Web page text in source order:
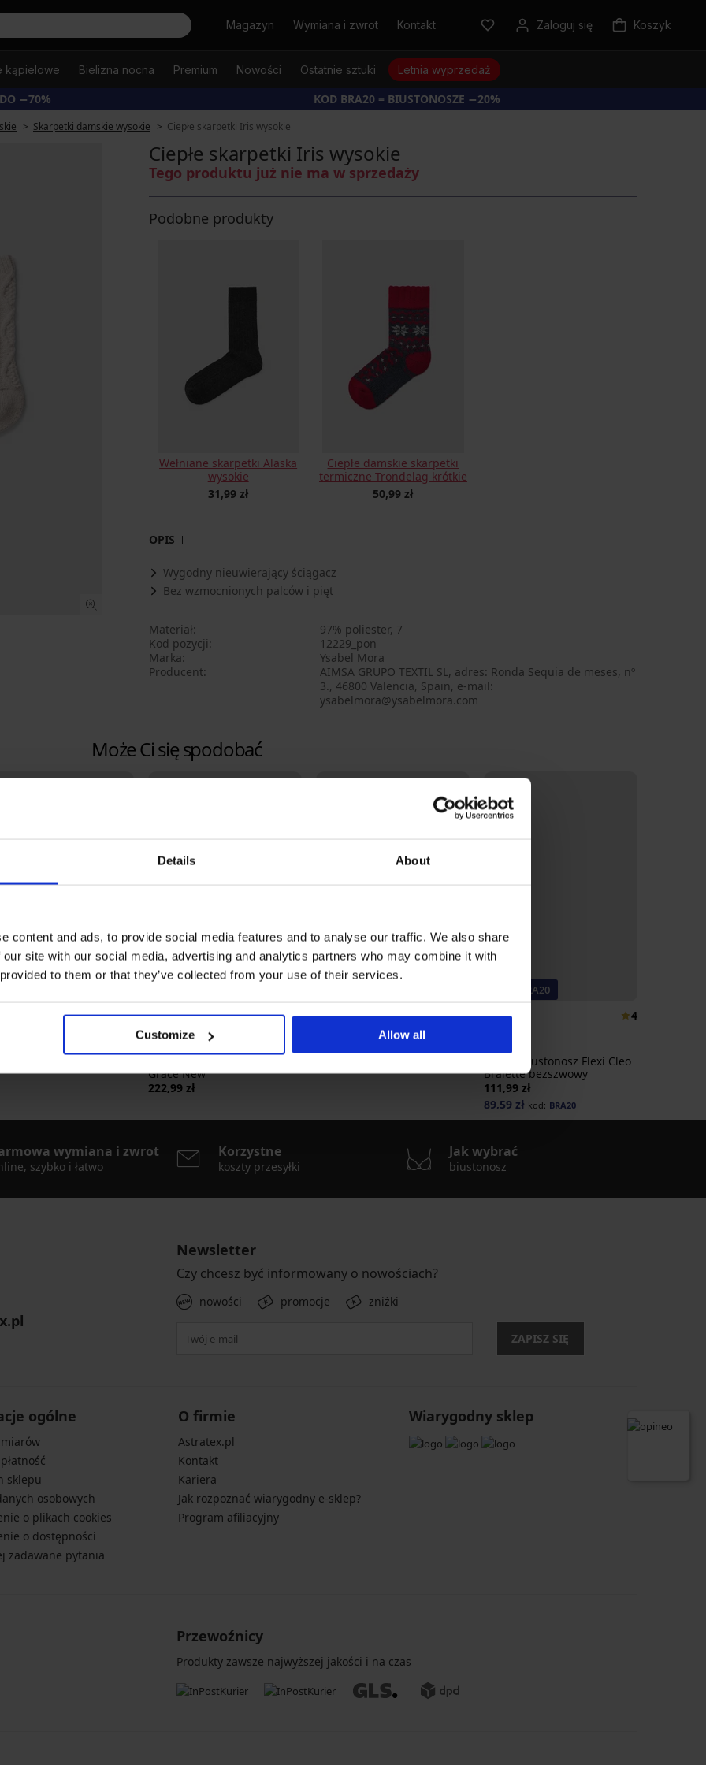
Details About
content and ads, to provide social media features and to analyse our traffic. We also share
site with our social media, advertising and analytics partners who may combine it with
to them or that they’ve collected from your use of their services.
Customize Allow all
SzukajMagazyn Wymiana i zwrot Kontakt Zaloguj się Koszyk
kąpielowe Bielizna nocna Premium Nowości Ostatnie sztuki Letnia wyprzedaż
−70% KOD BRA20 = BIUSTONOSZE −20%
Skarpetki damskie wysokie Ciepłe skarpetki Iris wysokie
Ciepłe skarpetki Iris wysokie
Tego produktu już nie ma w sprzedaży
Podobne produkty
Wełniane skarpetki Alaska
wysokie
31,99 zł
Ciepłe damskie skarpetki
termiczne Trondelag krótkie
50,99 zł
OPIS
Wygodny nieuwierający ściągacz
Bez wzmocnionych palców i pięt
Materiał
97% poliester, 7
Kod pozycji
12229_pon
Marka
Ysabel Mora
Producent
AIMSA GRUPO TEXTIL SL, adres: Ronda Sequia de meses, nº
3., 46800 Valencia, Spain, e-mail:
ysabelmora@ysabelmora.com
Może Ci się spodobać
5
5
Grace New
222,99 zł
4,7
Biustonosz usztywniany Fili
bez fiszbin
-20% BRA20
4
2PACK Biustonosz Flexi Cleo
Bralette bezszwowy
111,99 zł
89,59 zł kod: BRA20
wymiana i zwrot
szybko i łatwo
Korzystne
koszty przesyłki
Jak wybrać
biustonosz
Newsletter
Czy chcesz być informowany o nowościach?
nowości promocje zniżki
ZAPISZ SIĘ
ogólne
sklepu
osobowych
o plikach cookies
o dostępności
zadawane pytania
O firmie
Astratex.pl
Kontakt
Kariera
Jak rozpoznać wiarygodny e-sklep?
Program afiliacyjny
Wiarygodny sklep
Przewoźnicy
Produkty zawsze najwyższej jakości i na czas